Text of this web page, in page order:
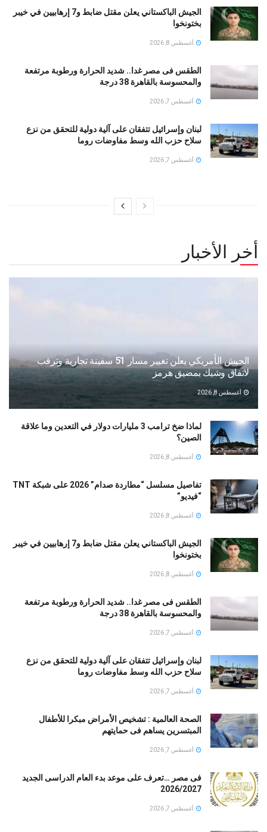
الجيش الباكستاني يعلن مقتل ضابط و7 إرهابيين في خيبر
بختونخوا
أغسطس 8, 2026
الطقس فى مصر غدا.. شديد الحرارة ورطوبة مرتفعة
والمحسوسة بالقاهرة 38 درجة
أغسطس 7, 2026
لبنان وإسرائيل تتفقان على آلية دولية للتحقق من نزع
سلاح حزب الله وسط مفاوضات روما
أغسطس 7, 2026
أخر الأخبار
الجيش الأمريكي يعلن تغيير مسار 51 سفينة تجارية وترقب
لاتفاق وشيك بمضيق هرمز
أغسطس 8, 2026
لماذا ضخ ترامب 3 مليارات دولار في التعدين وما علاقة
الصين؟
أغسطس 8, 2026
تفاصيل مسلسل “مطاردة صدام” 2026 على شبكة TNT
“فيديو”
أغسطس 8, 2026
الجيش الباكستاني يعلن مقتل ضابط و7 إرهابيين في خيبر
بختونخوا
أغسطس 8, 2026
الطقس فى مصر غدا.. شديد الحرارة ورطوبة مرتفعة
والمحسوسة بالقاهرة 38 درجة
أغسطس 7, 2026
لبنان وإسرائيل تتفقان على آلية دولية للتحقق من نزع
سلاح حزب الله وسط مفاوضات روما
أغسطس 7, 2026
الصحة العالمية : تشخيص الأمراض مبكرا للأطفال
المبتسرين يساهم فى حمايتهم
أغسطس 7, 2026
فى مصر …تعرف على موعد بدء العام الدراسى الجديد
2026/2027
أغسطس 7, 2026